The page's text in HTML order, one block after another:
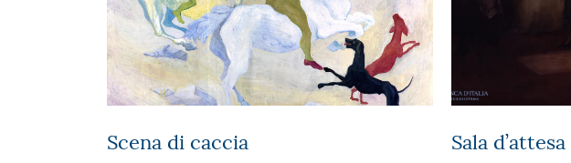
Scena di caccia Sala d’attesa